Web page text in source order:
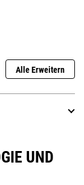
Alle Erweitern
UND